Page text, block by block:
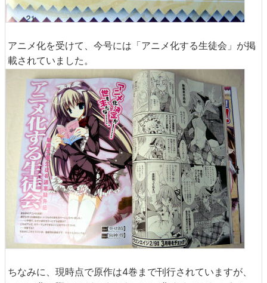
アニメ化を受けて、今号には「アニメ化する生徒会」が掲
載されていました。
ちなみに、現時点で原作は4巻まで刊行されていますが、